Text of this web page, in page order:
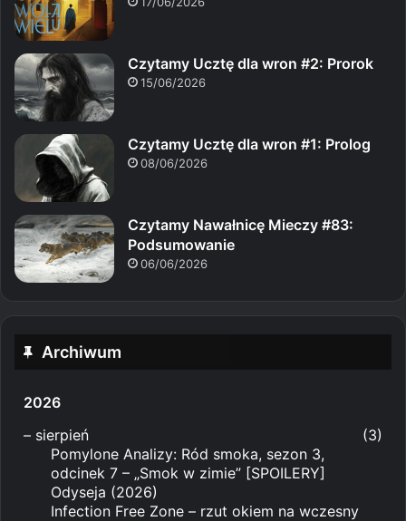
Czytamy Ucztę dla wron #2: Prorok
15/06/2026
Czytamy Ucztę dla wron #1: Prolog
08/06/2026
Czytamy Nawałnicę Mieczy #83:
Podsumowanie
06/06/2026
Archiwum
2026
– sierpień
(3)
Pomylone Analizy: Ród smoka, sezon 3,
odcinek 7 – „Smok w zimie” [SPOILERY]
Odyseja (2026)
Infection Free Zone – rzut okiem na wczesny